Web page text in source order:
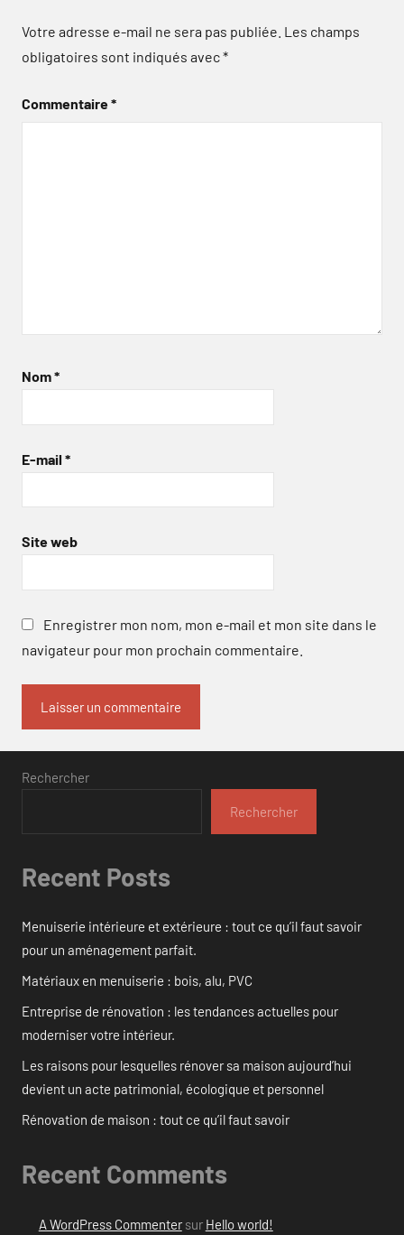
Votre adresse e-mail ne sera pas publiée. Les champs
obligatoires sont indiqués avec*
Commentaire*
Nom*
E-mail *
Site web
Enregistrer mon nom, mon e-mail et mon site dans le
navigateur pour mon prochain commentaire.
Rechercher
Rechercher
Recent Posts
Menuiserie intérieure et extérieure : tout ce qu’il faut savoir
pour un aménagement parfait.
Matériaux en menuiserie : bois, alu, PVC
Entreprise de rénovation : les tendances actuelles pour
moderniser votre intérieur.
Les raisons pour lesquelles rénover sa maison aujourd’hui
devient un acte patrimonial, écologique et personnel
Rénovation de maison : tout ce qu’il faut savoir
Recent Comments
A WordPress Commentersur Hello world!